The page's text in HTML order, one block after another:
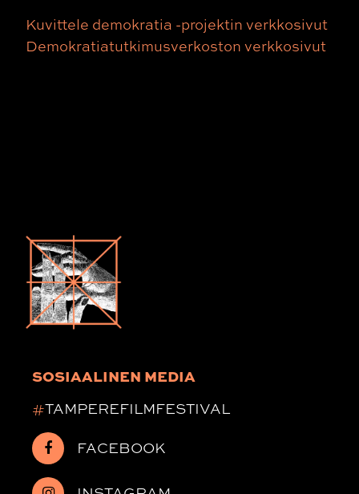
Kuvittele demokratia -projektin verkkosivut
Demokratiatutkimusverkoston verkkosivut
SOSIAALINEN MEDIA
#TAMPEREFILMFESTIVAL
FACEBOOK